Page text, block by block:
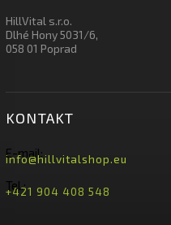
HillVital s.r.o.
Dlhé Hony 5031/6,
058 01 Poprad
KONTAKT
E-mail:
info@hillvitalshop.eu
Tel.:
+421 904 408 548